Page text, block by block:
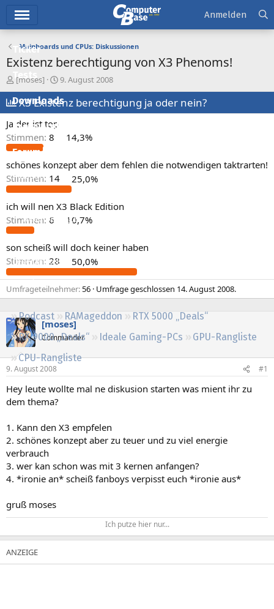
Ticker
Tests
Downloads
Preisvergleich
Forum
Aktuelles
Neue Beiträge
Leserartikel
Regeln
Podcast RAMageddon
RTX 5000 „Deals“
RX 9000 „Deals“
Ideale Gaming-PCs
GPU-Rangliste
CPU-Rangliste
Anmelden
Mainboards und CPUs: Diskussionen
Existenz berechtigung von X3 Phenoms!
E
r
s
t
e
l
l
r
[moses]
E
r
s
t
a
m
9. August 2008
X3 Existenz berechtigung ja oder nein?
Ja der ist top
Stimmen: 8 14,3%
schönes konzept aber dem fehlen die notwendigen taktrarten!
Stimmen: 14 25,0%
ich will nen X3 Black Edition
Stimmen: 6 10,7%
son scheiß will doch keiner haben
Stimmen: 28 50,0%
Umfrageteilnehmer 56 Umfrage geschlossen 14. August 2008.
[moses]
Commander
9. August 2008 #1
Hey leute wollte mal ne diskusion starten was mient ihr zu
dem thema?
1. Kann den X3 empfelen
2. schönes konzept aber zu teuer und zu viel energie
verbrauch
3. wer kan schon was mit 3 kernen anfangen?
4. *ironie an* scheiß fanboys verpisst euch *ironie aus*
gruß moses
Ich putze hier nur...​